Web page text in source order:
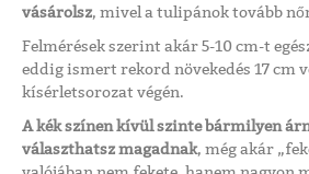
vásárolsz, mivel a tulipánok tovább
Felmérések szerint akár 5-10 cm-t
eddig ismert rekord növekedés 17 cm
kísérletsorozat végén.
A kék színen kívül szinte bármilyen
választhatsz magadnak, még akár